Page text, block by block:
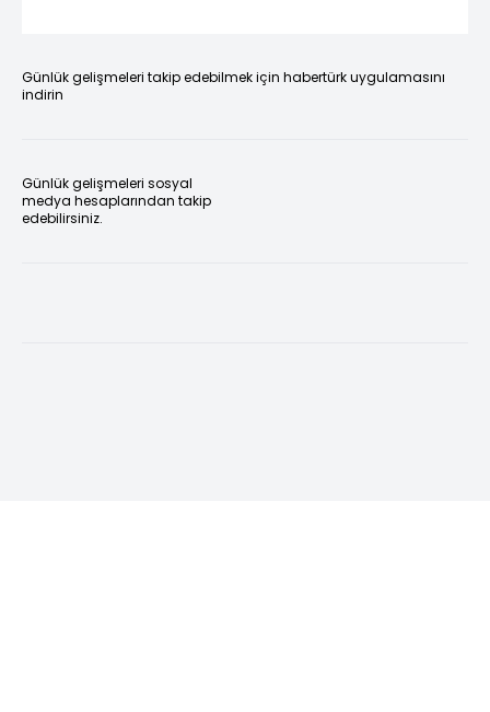
Günlük gelişmeleri takip edebilmek için habertürk uygulamasını
indirin
Günlük gelişmeleri sosyal
medya hesaplarından takip
edebilirsiniz.